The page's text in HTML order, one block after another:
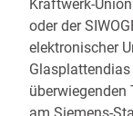
Kraftwerk-
oder der
elektronischer
überwiegenden